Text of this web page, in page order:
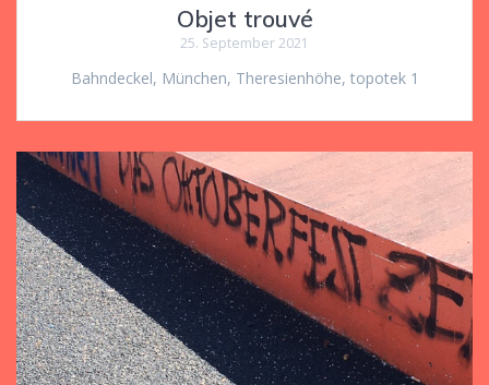
Objet trouvé
25. September 2021
Bahndeckel, München, Theresienhöhe, topotek 1